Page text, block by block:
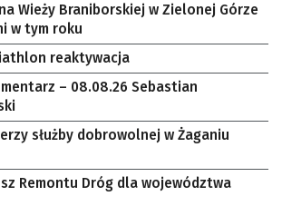
Wieży Braniborskiej w Zielonej Górze
w tym roku
reaktywacja
– 08.08.26 Sebastian
służby dobrowolnej w Żaganiu
Remontu Dróg dla województwa